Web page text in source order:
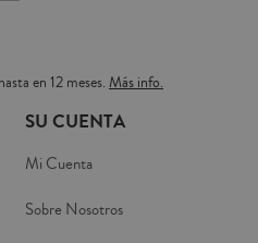
en 12 meses. Más info.
SU CUENTA
Mi Cuenta
Sobre Nosotros